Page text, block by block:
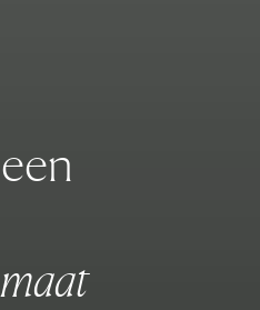
een
maat